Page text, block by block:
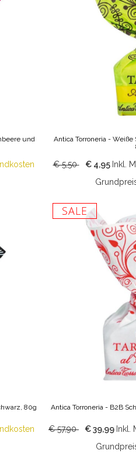
und
Antica Torroneria -
€ 5,50 € 4,95 Inkl.
80g
SALE
Antica Torroneria - B2B
€ 57,90 € 39,99 Inkl.